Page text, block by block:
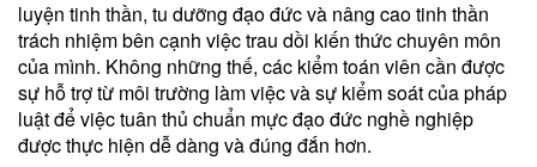
luyện tinh thần, tu dưỡng đạo đức và nâng cao tinh thần
trách nhiệm bên cạnh việc trau dồi kiến thức chuyên môn
của mình. Không những thế, các kiểm toán viên cần được
sự hỗ trợ từ môi trường làm việc và sự kiểm soát của pháp
luật để việc tuân thủ chuẩn mực đạo đức nghề nghiệp
được thực hiện dễ dàng và đúng đắn hơn.